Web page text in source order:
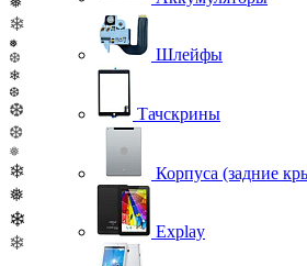
❄
❅
❆
❄
❆
❆
❆
❅
❄
❅
❄
❄
Шлейфы
Тачскрины
Корпуса (задние
Explay